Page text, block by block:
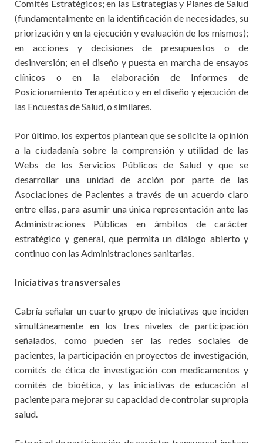
Comités Estratégicos; en las Estrategias y Planes de Salud
(fundamentalmente en la identificación de necesidades, su
priorización y en la ejecución y evaluación de los mismos);
en acciones y decisiones de presupuestos o de
desinversión; en el diseño y puesta en marcha de ensayos
clínicos o en la elaboración de Informes de
Posicionamiento Terapéutico y en el diseño y ejecución de
las Encuestas de Salud, o similares.
Por último, los expertos plantean que se solicite la opinión
a la ciudadanía sobre la comprensión y utilidad de las
Webs de los Servicios Públicos de Salud y que se
desarrollar una unidad de acción por parte de las
Asociaciones de Pacientes a través de un acuerdo claro
entre ellas, para asumir una única representación ante las
Administraciones Públicas en ámbitos de carácter
estratégico y general, que permita un diálogo abierto y
continuo con las Administraciones sanitarias.
Iniciativas transversales
Cabría señalar un cuarto grupo de iniciativas que inciden
simultáneamente en los tres niveles de participación
señalados, como pueden ser las redes sociales de
pacientes, la participación en proyectos de investigación,
comités de ética de investigación con medicamentos y
comités de bioética, y las iniciativas de educación al
paciente para mejorar su capacidad de controlar su propia
salud.